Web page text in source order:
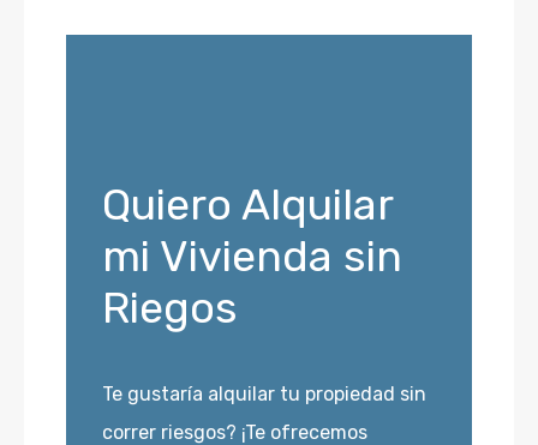
Quiero Alquilar
mi Vivienda sin
Riegos
Te gustaría alquilar tu propiedad sin
correr riesgos? ¡Te ofrecemos